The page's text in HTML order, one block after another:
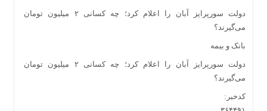
دولت سورپرایز آبان را اعلام کرد؛ چه کسانی ۲ میلیون تومان
می‌گیرند؟
بانک و بیمه
دولت سورپرایز آبان را اعلام کرد؛ چه کسانی ۲ میلیون تومان
می‌گیرند؟
کدخبر: